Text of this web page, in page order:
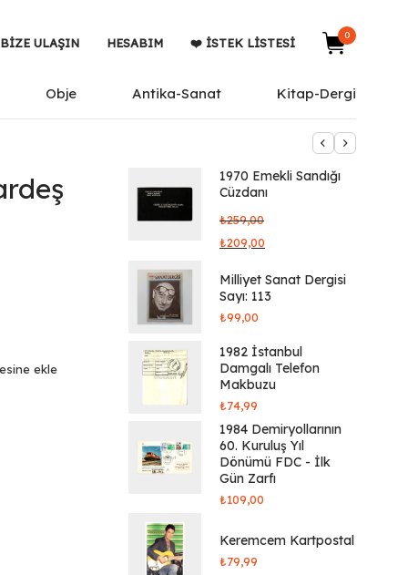
BIZE ULAŞIN HESABIM ❤️ İSTEK LISTESI
0
Obje Antika-Sanat Kitap-Dergi
ekle
1970 Emekli Sandığı
Cüzdanı
₺259,00
₺209,00
Milliyet Sanat Dergisi
Sayı: 113
₺99,00
1982 İstanbul
Damgalı Telefon
Makbuzu
₺74,99
1984 Demiryollarının
60. Kuruluş Yıl
Dönümü FDC - İlk
Gün Zarfı
₺109,00
Keremcem Kartpostal
₺79,99